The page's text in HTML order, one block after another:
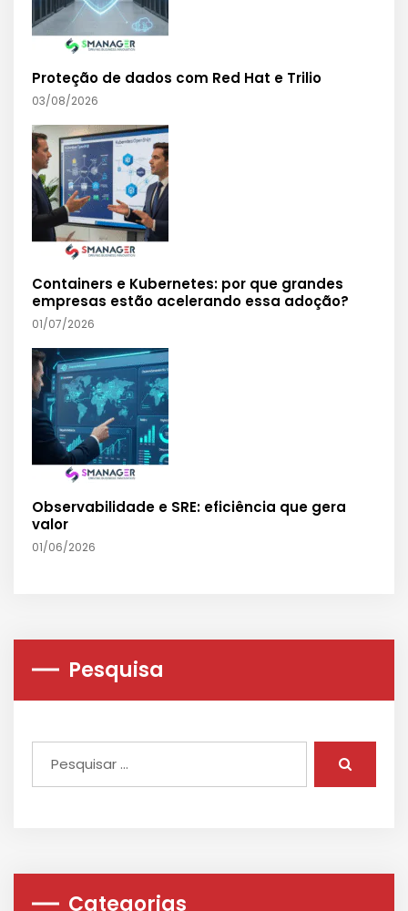
Proteção de dados com Red Hat e Trilio
03/08/2026
Containers e Kubernetes: por que grandes
empresas estão acelerando essa adoção?
01/07/2026
Observabilidade e SRE: eficiência que gera
valor
01/06/2026
Pesquisa
Categorias